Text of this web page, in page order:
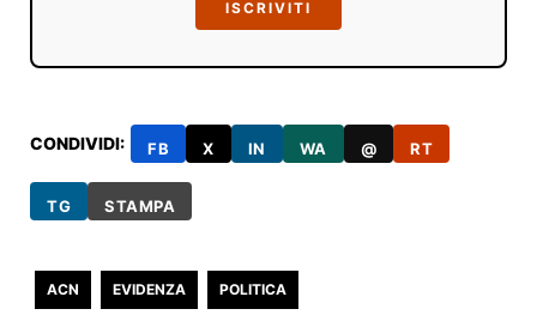
ISCRIVITI
CONDIVIDI: FB X IN WA @ RT
TG STAMPA
ACN EVIDENZA POLITICA